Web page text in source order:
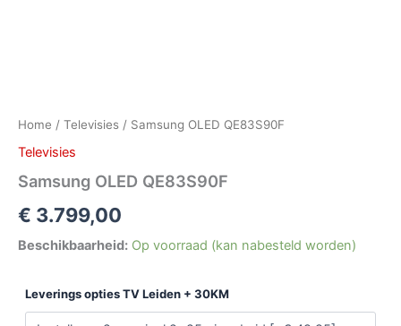
Home / Televisies / Samsung OLED QE83S90F
Televisies
Samsung OLED QE83S90F
€ 3.799,00
Beschikbaarheid: Op voorraad (kan nabesteld worden)
Leverings opties TV Leiden + 30KM